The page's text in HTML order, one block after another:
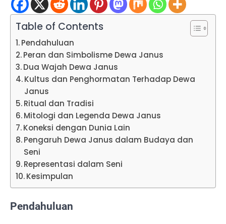
Table of Contents
Pendahuluan
Peran dan Simbolisme Dewa Janus
Dua Wajah Dewa Janus
Kultus dan Penghormatan Terhadap Dewa
Janus
Ritual dan Tradisi
Mitologi dan Legenda Dewa Janus
Koneksi dengan Dunia Lain
Pengaruh Dewa Janus dalam Budaya dan
Seni
Representasi dalam Seni
Kesimpulan
Pendahuluan